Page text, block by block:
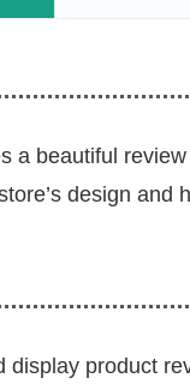
a beautiful
design and
product